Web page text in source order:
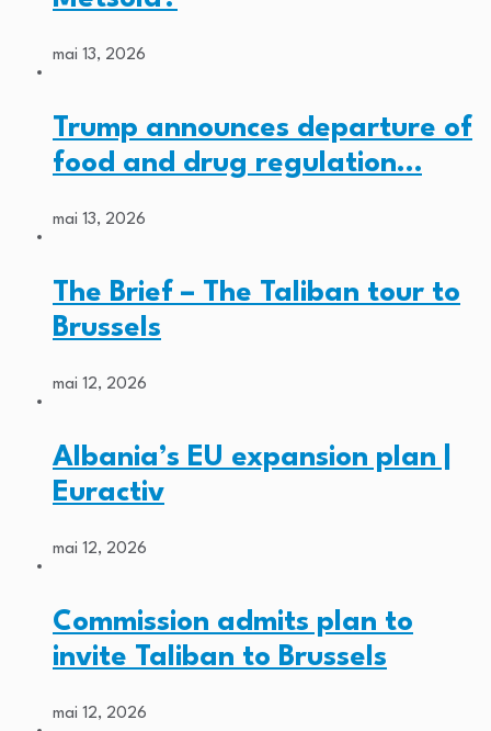
mai 13, 2026
Trump announces departure of
food and drug regulation…
mai 13, 2026
The Brief – The Taliban tour to
Brussels
mai 12, 2026
Albania’s EU expansion plan |
Euractiv
mai 12, 2026
Commission admits plan to
invite Taliban to Brussels
mai 12, 2026